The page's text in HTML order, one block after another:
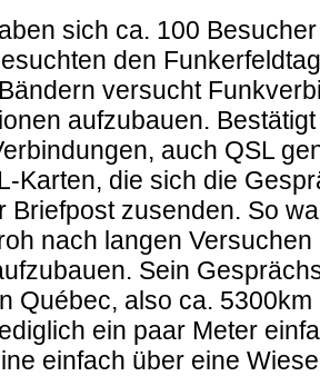
sich ca. 100
den
versucht
aufzubauen.
auch QSL
Karten, die sich die
Briefpost zusenden. So
nach langen
Sein
Québec, also ca. 5300km
ein paar Meter
einfach über eine